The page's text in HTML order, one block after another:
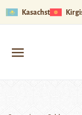
Kasachstan